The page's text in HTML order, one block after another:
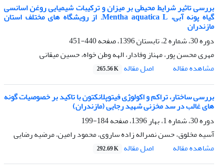
بررسی تاثیر شرایط محیطی بر میزان و ترکیبات شیمیایی روغن اسانسی
گیاه پونه آبی، Mentha aquatica L. از رویشگاه های مختلف استان
مازندران
دوره 30، شماره 2، تابستان 1396، صفحه
440-451
مهری محسن پور، مهناز وفادار، الهه وطن خواه، حسین میقانی
مشاهده مقاله
اصل مقاله 265.56 K
بررسی ساختار، تراکم و اکولوژی فیتوپلانکتون با تاکید بر خصوصیات گونه
های غالب در سد مخزنی شهید رجایی (مازندران)
دوره 30، شماره 1، بهار 1396، صفحه
184-199
آسیه مخلوق، حسن نصراله زاده ساروی، محمود رامین، مرضیه رضایی
مشاهده مقاله
اصل مقاله 292.69 K